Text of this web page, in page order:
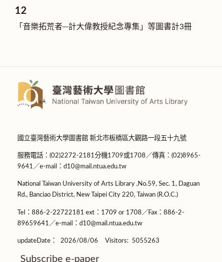
12
「音樂拓荒者─計大偉教授紀念專集」等圖書計3冊
國立臺灣藝術大學圖書館 新北市板橋區大觀路一段五十九號
服務電話：(02)2272-2181分機1709或1708／傳真：(02)8965-
9641／e-mail：d10@mail.ntua.edu.tw
National Taiwan University of Arts Library ,No.59, Sec. 1, Daguan
Rd., Banciao District, New Taipei City 220, Taiwan (R.O.C.)
Tel：886-2-22722181 ext：1709 or 1708／Fax：886-2-
89659641／e-mail：d10@mail.ntua.edu.tw
updateDate： 2026/08/06 Visitors: 5055263
Subscribe e-paper